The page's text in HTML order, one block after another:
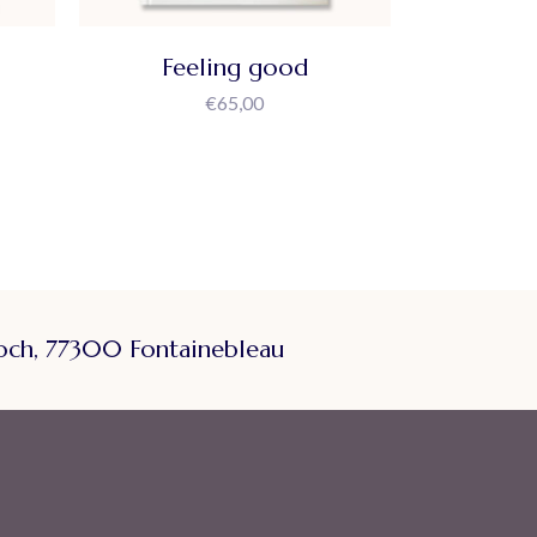
Feeling good
€65,00
77300 Fontainebleau